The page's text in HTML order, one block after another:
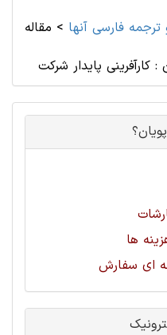
فارسی آنها > مقاله
کارآفرینی پایدار شرکت
ها
ای سفارش